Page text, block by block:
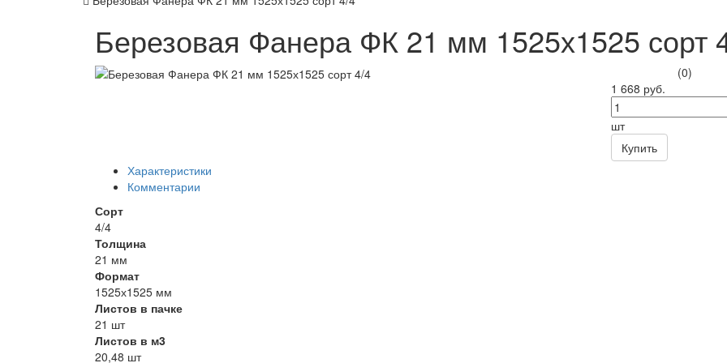
Березовая Фанера ФК 21 мм 1525х1525 сорт
(0)
1 668 руб.
шт
Купить
Характеристики
Комментарии
Сорт
4/4
Толщина
21 мм
Формат
1525х1525 мм
Листов в пачке
21 шт
Листов в м3
20,48 шт